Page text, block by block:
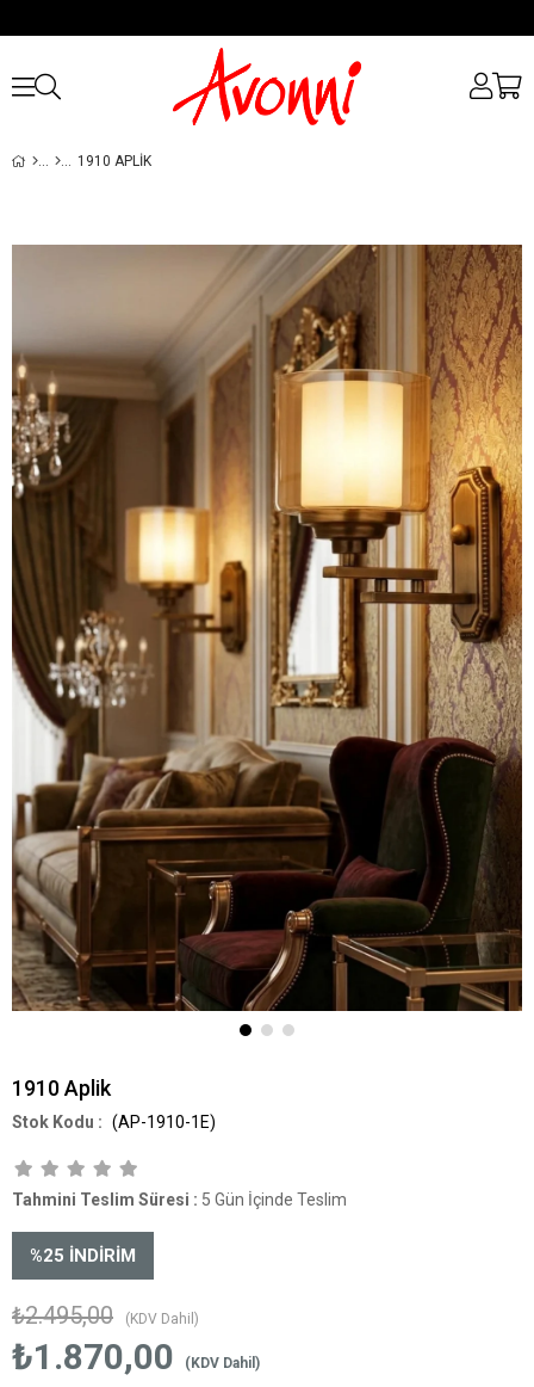
1910 APLIK
1910 Aplik
(AP-1910-1E)
Tahmini Teslim Süresi : 5 Gün İçinde Teslim
%25 İNDIRIM
₺2.495,00 (KDV Dahil)
₺1.870,00 (KDV Dahil)